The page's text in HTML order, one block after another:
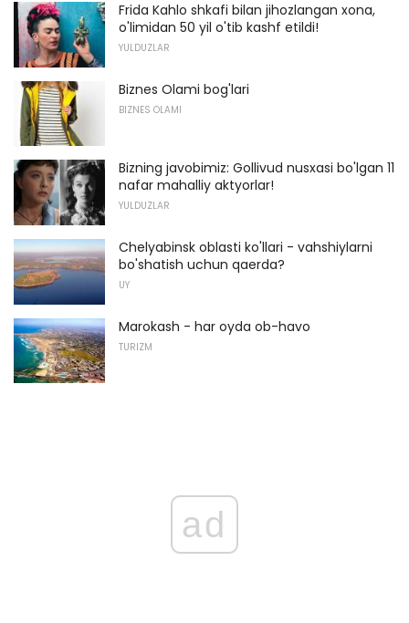
Frida Kahlo shkafi bilan jihozlangan xona,
o'limidan 50 yil o'tib kashf etildi!
YULDUZLAR
Biznes Olami bog'lari
BIZNES OLAMI
Bizning javobimiz: Gollivud nusxasi bo'lgan 11
nafar mahalliy aktyorlar!
YULDUZLAR
Chelyabinsk oblasti ko'llari - vahshiylarni
bo'shatish uchun qaerda?
UY
Marokash - har oyda ob-havo
TURIZM
ad